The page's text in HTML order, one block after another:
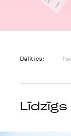
Dalīties: